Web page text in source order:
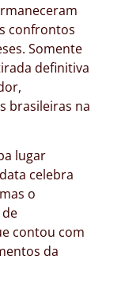
confrontos
Somente
definitiva
brasileiras na
lugar
celebra
o
contou com
da